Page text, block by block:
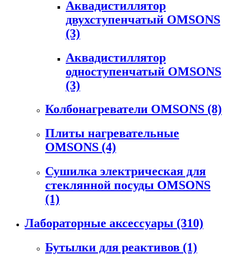
Аквадистиллятор
двухступенчатый OMSONS
(3)
Аквадистиллятор
одноступенчатый OMSONS
(3)
Колбонагреватели OMSONS (8)
Плиты нагревательные
OMSONS (4)
Сушилка электрическая для
стеклянной посуды OMSONS
(1)
Лабораторные аксессуары (310)
Бутылки для реактивов (1)